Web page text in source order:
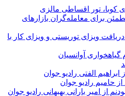
کوبا، تور اقساطی مالزی
برای معامله‌گران بازارهای
ویزای توریستی و ویزای کار با
گیاهخواری آوانسیان
الفتی رادیو جوان
حامیم رادیو جوان
از امیر بارانی بهبهانی رادیو جوان